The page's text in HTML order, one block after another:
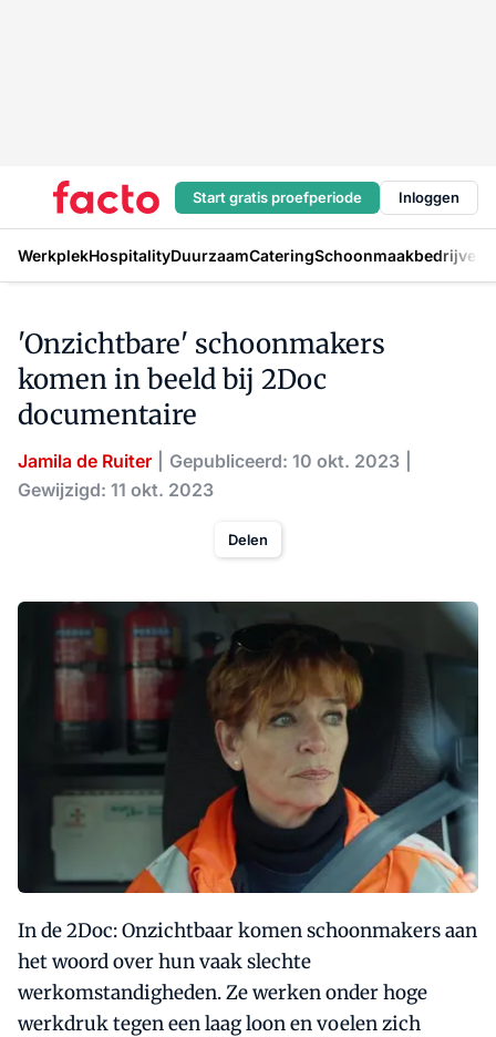
Start gratis proefperiode Inloggen
WerkplekHospitalityDuurzaamCateringSchoonmaakbedrijven
'Onzichtbare' schoonmakers
komen in beeld bij 2Doc
documentaire
Jamila de Ruiter
Gepubliceerd: 10 okt. 2023
Gewijzigd: 11 okt. 2023
Delen
In de 2Doc: Onzichtbaar komen schoonmakers aan
het woord over hun vaak slechte
werkomstandigheden. Ze werken onder hoge
werkdruk tegen een laag loon en voelen zich